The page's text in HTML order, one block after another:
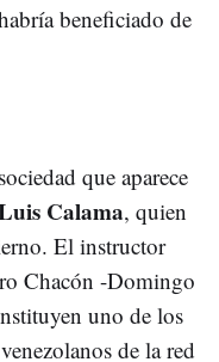
beneficiado de
que aparece
Calama, quien
El instructor
Chacón -Domingo
uno de los
de la red